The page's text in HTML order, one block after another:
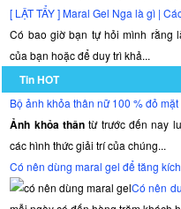
[ LẬT TẨY ] Maral Gel Nga là gì |
Có bao giờ bạn tự hỏi mình rằng
của bạn hoặc để duy trì khả...
Tin HOT
Bộ ảnh khỏa thân nữ 100 % đỏ
Ảnh khỏa thântừ trước đến nay
các hình thức giải trí của chúng...
Có nên dùng maral gel để tăng
Có nên